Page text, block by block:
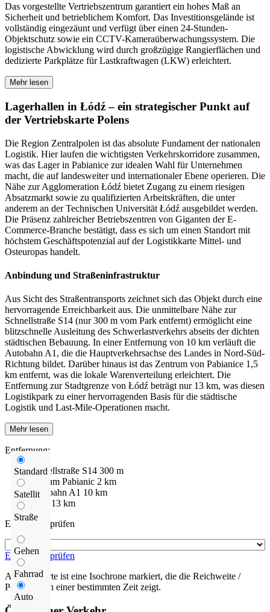
Das vorgestellte Vertriebszentrum garantiert ein hohes Maß an
Sicherheit und betrieblichem Komfort. Das Investitionsgelände ist
vollständig eingezäunt und verfügt über einen 24-Stunden-
Objektschutz sowie ein CCTV-Kameraüberwachungssystem. Die
logistische Abwicklung wird durch großzügige Rangierflächen und
dedizierte Parkplätze für Lastkraftwagen (LKW) erleichtert.
Mehr lesen
Lagerhallen in Łódź – ein strategischer Punkt auf
der Vertriebskarte Polens
Die Region Zentralpolen ist das absolute Fundament der nationalen
Logistik. Hier laufen die wichtigsten Verkehrskorridore zusammen,
was das Lager in Pabianice zur idealen Wahl für Unternehmen
macht, die auf landesweiter und internationaler Ebene operieren. Die
Nähe zur Agglomeration Łódź bietet Zugang zu einem riesigen
Absatzmarkt sowie zu qualifizierten Arbeitskräften, die unter
anderem an der Technischen Universität Łódź ausgebildet werden.
Die Präsenz zahlreicher Betriebszentren von Giganten der E-
Commerce-Branche bestätigt, dass es sich um einen Standort mit
höchstem Geschäftspotenzial auf der Logistikkarte Mittel- und
Osteuropas handelt.
Anbindung und Straßeninfrastruktur
Aus Sicht des Straßentransports zeichnet sich das Objekt durch eine
hervorragende Erreichbarkeit aus. Die unmittelbare Nähe zur
Schnellstraße S14 (nur 300 m vom Park entfernt) ermöglicht eine
blitzschnelle Ausleitung des Schwerlastverkehrs abseits der dichten
städtischen Bebauung. In einer Entfernung von 10 km verläuft die
Autobahn A1, die die Hauptverkehrsachse des Landes in Nord-Süd-
Richtung bildet. Darüber hinaus ist das Zentrum von Pabianice 1,5
km entfernt, was die lokale Warenverteilung erleichtert. Die
Entfernung zur Stadtgrenze von Łódź beträgt nur 13 km, was diesen
Logistikpark zu einer hervorragenden Basis für die städtische
Logistik und Last-Mile-Operationen macht.
Mehr lesen
Standard
Satellit
Straße
Gehen
Fahrrad
Auto
Entfernung:
Schnellstraße S14 300 m
centrum Pabianic 2 km
Autobahn A1 10 km
13 km
Entfernung prüfen
Entfernung prüfen
Auf der Karte ist eine Isochrone markiert, die die Reichweite /
Pendelzeit in einer bestimmten Zeit zeigt.